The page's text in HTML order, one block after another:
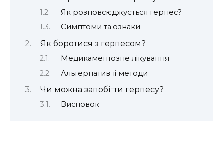
Як розповсюджується герпес?
Симптоми та ознаки
Як боротися з герпесом?
Медикаментозне лікування
Альтернативні методи
Чи можна запобігти герпесу?
Висновок